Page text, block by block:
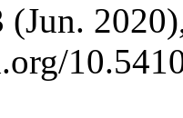
(Jun.